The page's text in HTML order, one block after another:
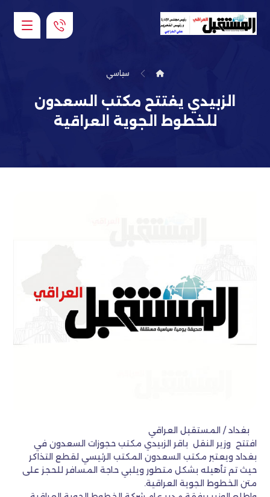
سياسي
الزبيدي يفتتح مكتب السعدون
للخطوط الجوية العراقية
بغداد / المستقبل العراقي
افتتح وزير النقل باقر الزبيدي مكتب حجوزات السعدون في
بغداد ويعتبر مكتب السعدون المكتب الرئيسي لقطع التذاكر
حيث تم تأهيله بشكل متطور ويلبي حاجة المسافر للحجز على
متن الخطوط الجوية العراقية.